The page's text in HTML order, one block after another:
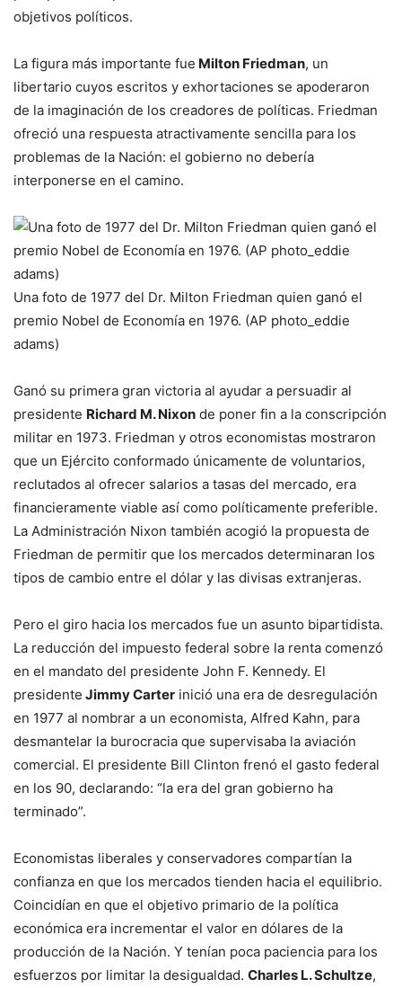
objetivos políticos.
La figura más importante fue Milton Friedman, un
libertario cuyos escritos y exhortaciones se apoderaron
de la imaginación de los creadores de políticas. Friedman
ofreció una respuesta atractivamente sencilla para los
problemas de la Nación: el gobierno no debería
interponerse en el camino.
Una foto de 1977 del Dr. Milton Friedman quien ganó el
premio Nobel de Economía en 1976. (AP photo_eddie
adams)
Ganó su primera gran victoria al ayudar a persuadir al
presidente Richard M. Nixon de poner fin a la conscripción
militar en 1973. Friedman y otros economistas mostraron
que un Ejército conformado únicamente de voluntarios,
reclutados al ofrecer salarios a tasas del mercado, era
financieramente viable así como políticamente preferible.
La Administración Nixon también acogió la propuesta de
Friedman de permitir que los mercados determinaran los
tipos de cambio entre el dólar y las divisas extranjeras.
Pero el giro hacia los mercados fue un asunto bipartidista.
La reducción del impuesto federal sobre la renta comenzó
en el mandato del presidente John F. Kennedy. El
presidente Jimmy Carter inició una era de desregulación
en 1977 al nombrar a un economista, Alfred Kahn, para
desmantelar la burocracia que supervisaba la aviación
comercial. El presidente Bill Clinton frenó el gasto federal
en los 90, declarando: “la era del gran gobierno ha
terminado”.
Economistas liberales y conservadores compartían la
confianza en que los mercados tienden hacia el equilibrio.
Coincidían en que el objetivo primario de la política
económica era incrementar el valor en dólares de la
producción de la Nación. Y tenían poca paciencia para los
esfuerzos por limitar la desigualdad. Charles L. Schultze,